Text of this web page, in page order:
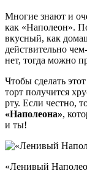
Многие знают и
как «Наполеон».
вкусный, как
действительно
нет, тогда можно
Чтобы сделать
торт получится
рту. Если честно,
«Наполеона»,
и ты!
«Ленивый